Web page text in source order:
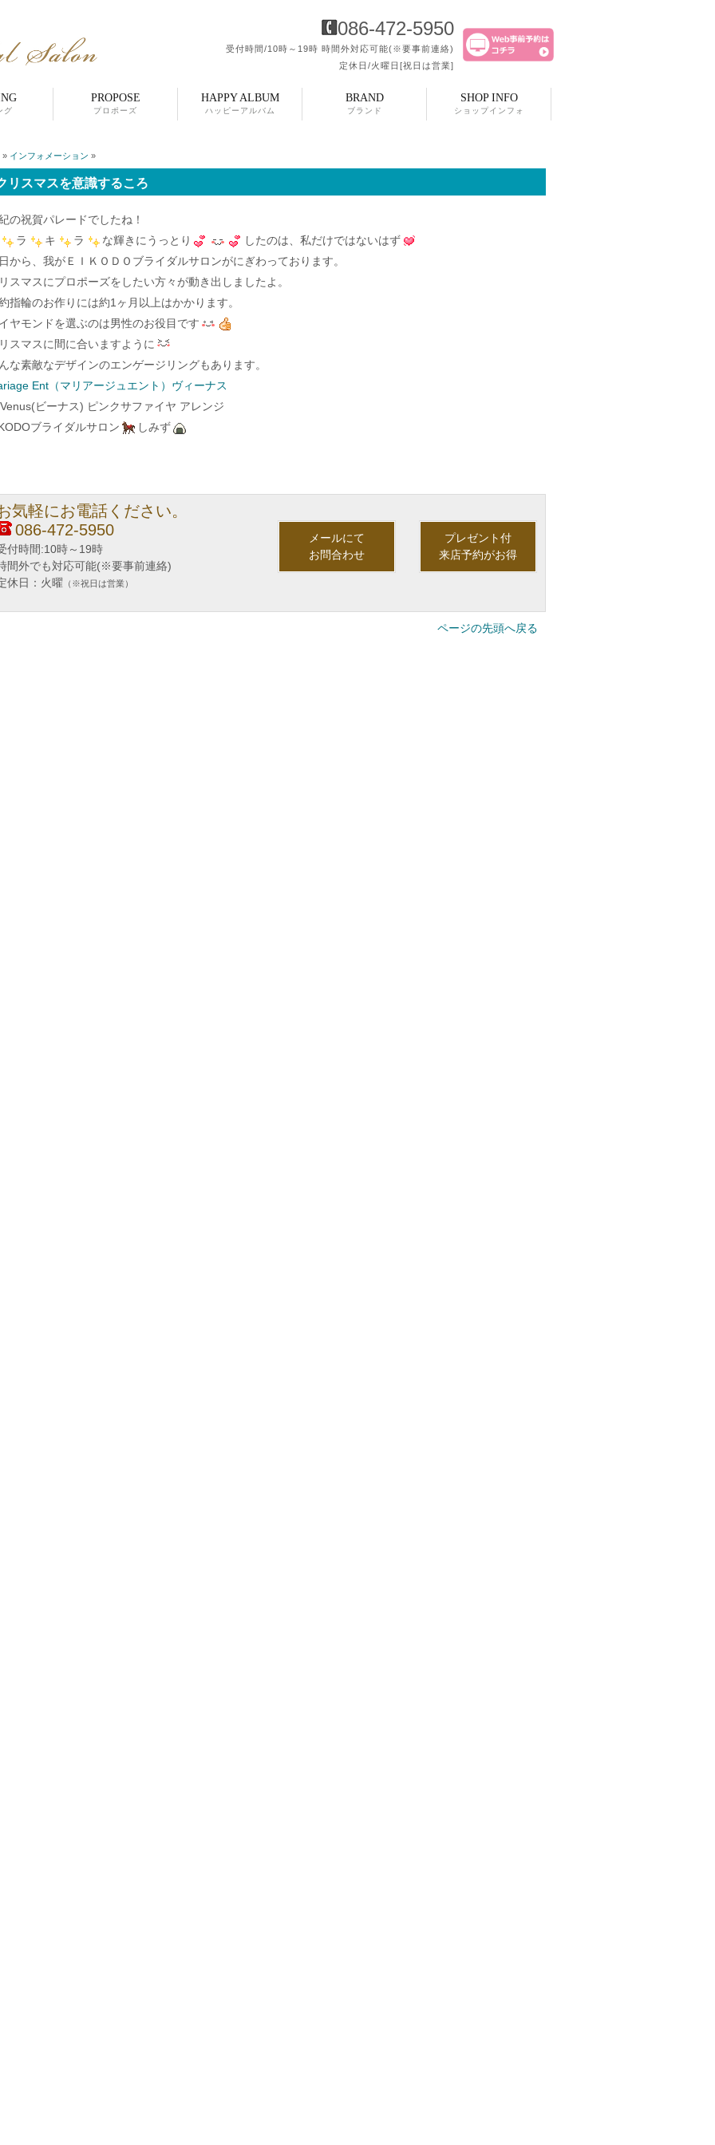
086-472-5950
受付時間/10時～19時 時間外対応可能(※要事前連絡)
定休日/火曜日[祝日は営業]
グ
PROPOSE
プロポーズ
HAPPY ALBUM
ハッピーアルバム
BRAND
ブランド
SHOP INFO
ショップインフォ
» インフォメーション »
リスマスを意識するころ
の祝賀パレードでしたね！
ラ
キ ラ な輝きにうっとり
したのは、私だけではないはず
から、我がＥＩＫＯＤＯブライダルサロンがにぎわっております。
スマスにプロポーズをしたい方々が動き出しましたよ。
指輪のお作りには約1ヶ月以上はかかります。
ヤモンドを選ぶのは男性のお役目です
スマスに間に合いますように
な素敵なデザインのエンゲージリングもあります。
Ent（マリアージュエント）ヴィーナス
ブライダルサロン しみず
気軽にお電話ください。
086-472-5950
付時間:10時～19時
間外でも対応可能(※要事前連絡)
休日：火曜 （※祝日は営業）
メールにて
お問合わせ
プレゼント付
来店予約がお得
ページの先頭へ戻る